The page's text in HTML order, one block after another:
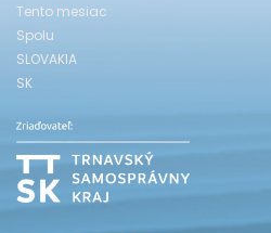
Tento mesiac
Spolu
SLOVAKIA
SK